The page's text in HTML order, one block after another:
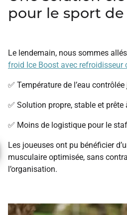
pour le sport
Le lendemain, nous sommes
froid Ice Boost avec refroidisseur
✅ Température de l’eau contrôlée
✅ Solution propre, stable et prête
✅ Moins de logistique pour le
Les joueuses ont pu bénéficier
musculaire optimisée, sans
l’organisation.